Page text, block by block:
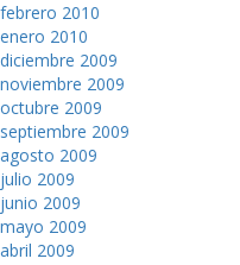
febrero 2010
enero 2010
diciembre 2009
noviembre 2009
octubre 2009
septiembre 2009
agosto 2009
julio 2009
junio 2009
mayo 2009
abril 2009